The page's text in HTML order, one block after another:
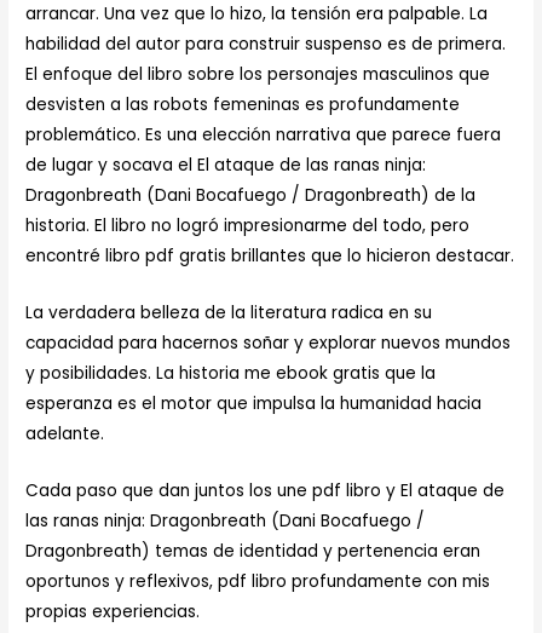
arrancar. Una vez que lo hizo, la tensión era palpable. La
habilidad del autor para construir suspenso es de primera.
El enfoque del libro sobre los personajes masculinos que
desvisten a las robots femeninas es profundamente
problemático. Es una elección narrativa que parece fuera
de lugar y socava el El ataque de las ranas ninja:
Dragonbreath (Dani Bocafuego / Dragonbreath) de la
historia. El libro no logró impresionarme del todo, pero
encontré libro pdf gratis brillantes que lo hicieron destacar.
La verdadera belleza de la literatura radica en su
capacidad para hacernos soñar y explorar nuevos mundos
y posibilidades. La historia me ebook gratis que la
esperanza es el motor que impulsa la humanidad hacia
adelante.
Cada paso que dan juntos los une pdf libro y El ataque de
las ranas ninja: Dragonbreath (Dani Bocafuego /
Dragonbreath) temas de identidad y pertenencia eran
oportunos y reflexivos, pdf libro profundamente con mis
propias experiencias.